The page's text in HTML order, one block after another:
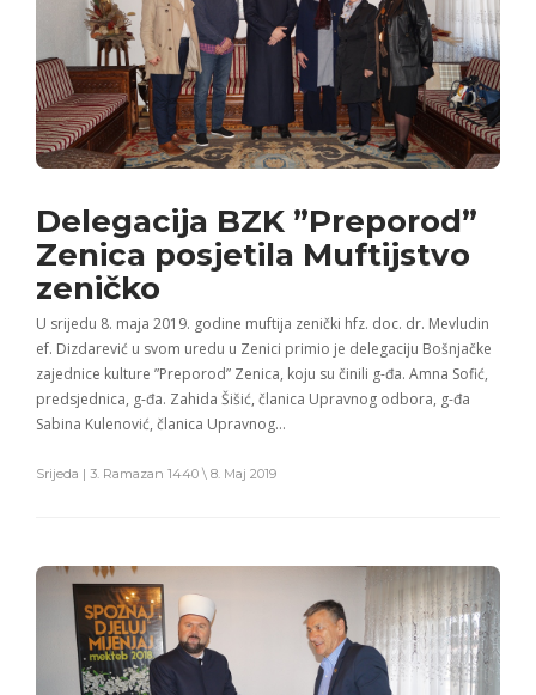
Delegacija BZK ”Preporod”
Zenica posjetila Muftijstvo
zeničko
U srijedu 8. maja 2019. godine muftija zenički hfz. doc. dr. Mevludin
ef. Dizdarević u svom uredu u Zenici primio je delegaciju Bošnjačke
zajednice kulture ”Preporod” Zenica, koju su činili g-đa. Amna Sofić,
predsjednica, g-đa. Zahida Šišić, članica Upravnog odbora, g-đa
Sabina Kulenović, članica Upravnog…
Srijeda | 3. Ramazan 1440 \ 8. Maj 2019